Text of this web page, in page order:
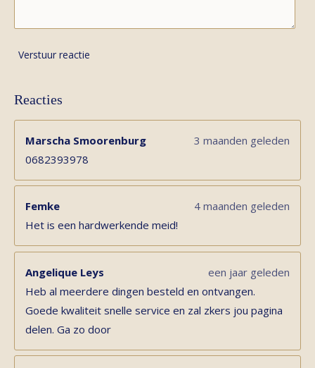
Verstuur reactie
Reacties
Marscha Smoorenburg
3 maanden geleden
0682393978
Femke
4 maanden geleden
Het is een hardwerkende meid!
Angelique Leys
een jaar geleden
Heb al meerdere dingen besteld en ontvangen.
Goede kwaliteit snelle service en zal zkers jou pagina
delen. Ga zo door